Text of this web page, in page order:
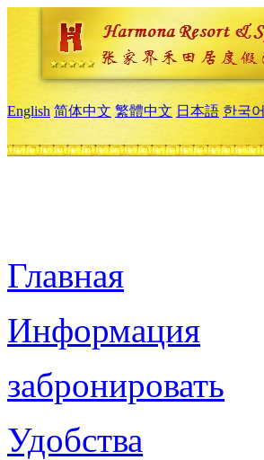
English 简体中文 繁體中文 日本語 한국어
Главная
Информация
забронировать
Удобства